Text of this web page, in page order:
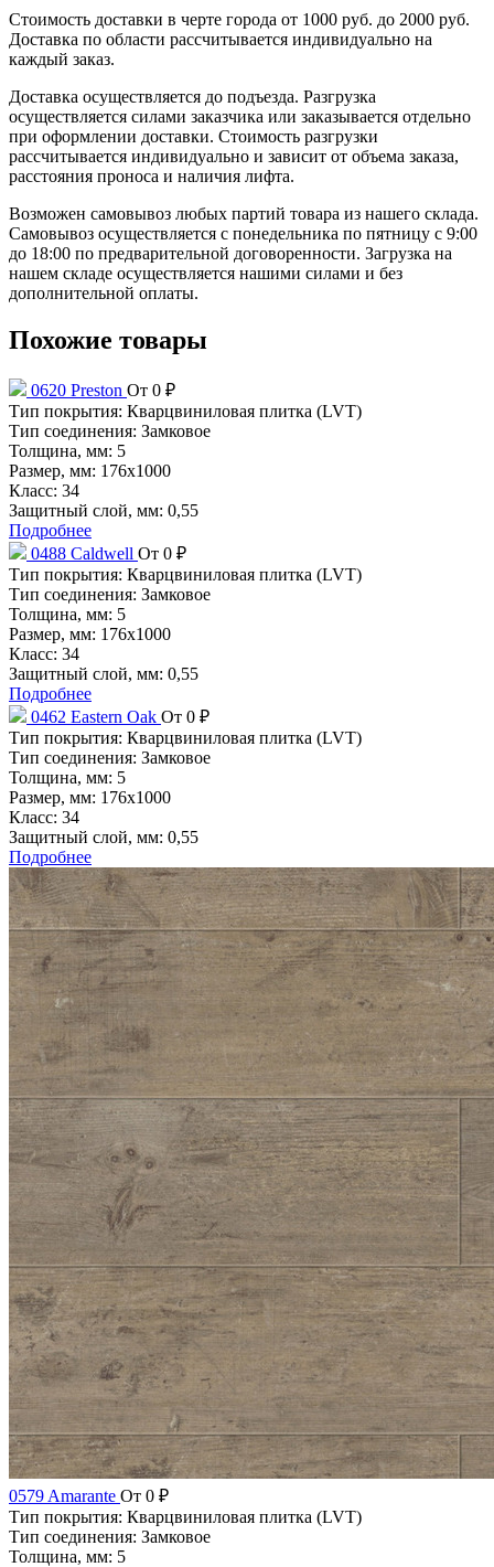
Стоимость доставки в черте города от 1000 руб. до 2000 руб.
Доставка по области рассчитывается индивидуально на
каждый заказ.
Доставка осуществляется до подъезда. Разгрузка
осуществляется силами заказчика или заказывается отдельно
при оформлении доставки. Стоимость разгрузки
рассчитывается индивидуально и зависит от объема заказа,
расстояния проноса и наличия лифта.
Возможен самовывоз любых партий товара из нашего склада.
Самовывоз осуществляется с понедельника по пятницу с 9:00
до 18:00 по предварительной договоренности. Загрузка на
нашем складе осуществляется нашими силами и без
дополнительной оплаты.
Похожие товары
0620 Preston От 0 ₽
Тип покрытия: Кварцвиниловая плитка (LVT)
Тип соединения: Замковое
Толщина, мм: 5
Размер, мм: 176x1000
Класс: 34
Защитный слой, мм: 0,55
Подробнее
0488 Caldwell От 0 ₽
Тип покрытия: Кварцвиниловая плитка (LVT)
Тип соединения: Замковое
Толщина, мм: 5
Размер, мм: 176x1000
Класс: 34
Защитный слой, мм: 0,55
Подробнее
0462 Eastern Oak От 0 ₽
Тип покрытия: Кварцвиниловая плитка (LVT)
Тип соединения: Замковое
Толщина, мм: 5
Размер, мм: 176x1000
Класс: 34
Защитный слой, мм: 0,55
Подробнее
0579 Amarante От 0 ₽
Тип покрытия: Кварцвиниловая плитка (LVT)
Тип соединения: Замковое
Толщина, мм: 5